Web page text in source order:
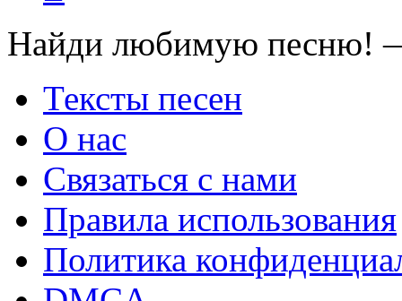
Найди любимую песню!
Тексты песен
О нас
Связаться с нами
Правила использования
Политика